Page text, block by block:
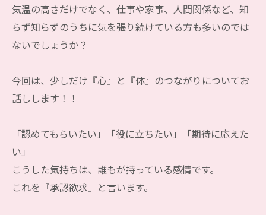
気温の高さだけでなく、仕事や家事、人間関係など、知
らず知らずのうちに気を張り続けている方も多いのでは
ないでしょうか？
今回は、少しだけ『心』と『体』のつながりについてお
話しします！！
「認めてもらいたい」「役に立ちたい」「期待に応えた
い」
こうした気持ちは、誰もが持っている感情です。
これを『承認欲求』と言います。